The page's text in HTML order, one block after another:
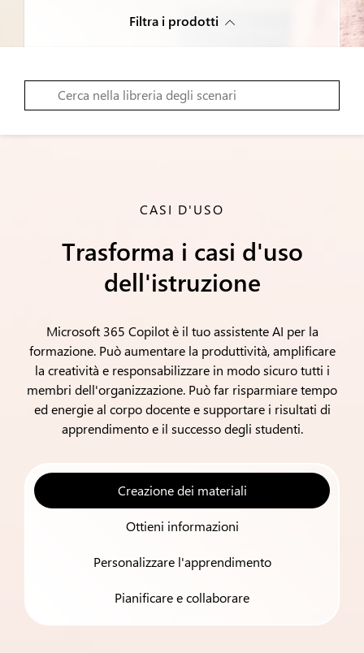
Filtra i prodotti
CASI D'USO
Trasforma i casi d'uso
dell'istruzione
Microsoft 365 Copilot è il tuo assistente AI per la
formazione. Può aumentare la produttività, amplificare
la creatività e responsabilizzare in modo sicuro tutti i
membri dell'organizzazione. Può far risparmiare tempo
ed energie al corpo docente e supportare i risultati di
apprendimento e il successo degli studenti.
Creazione dei materiali
Ottieni informazioni
Personalizzare l'apprendimento
Pianificare e collaborare